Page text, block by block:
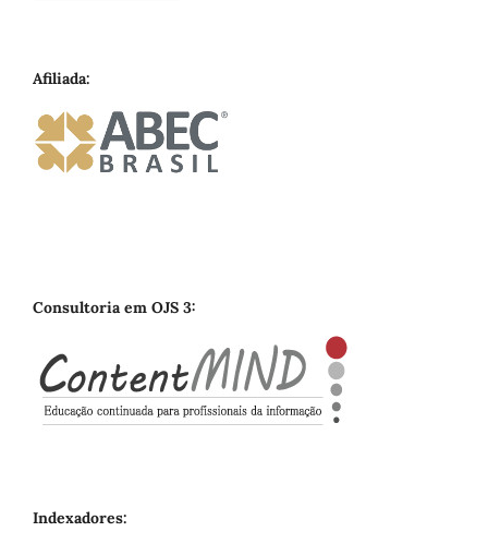
Afiliada:
Consultoria em OJS 3:
Indexadores: